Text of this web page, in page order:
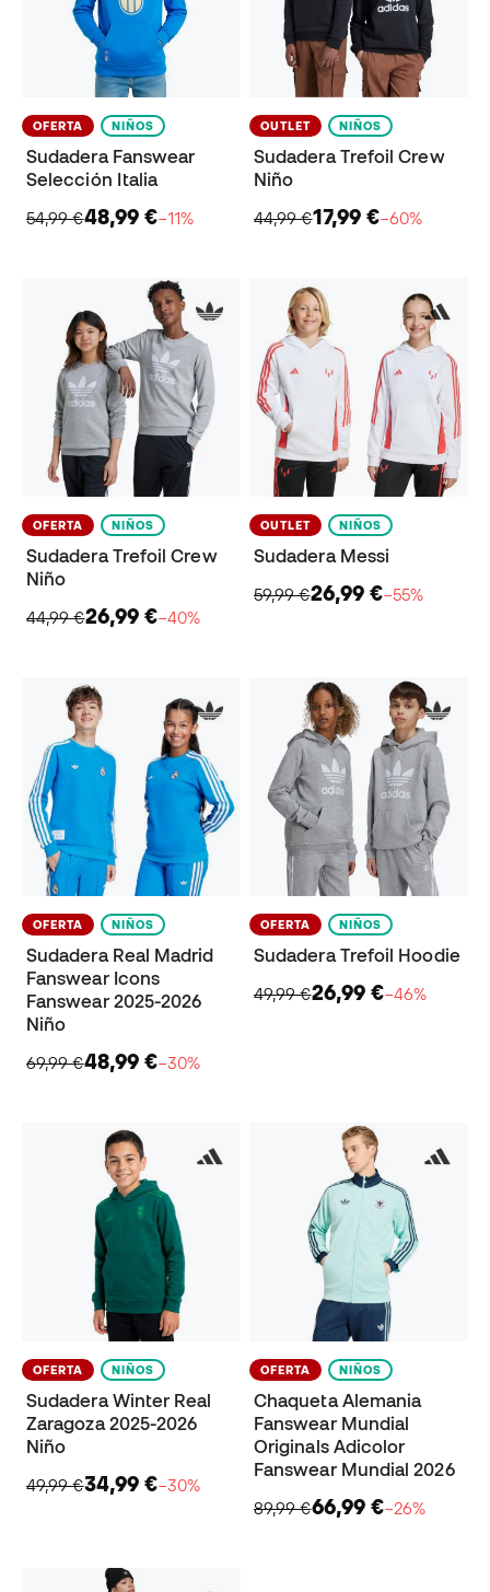
OFERTA NIÑOS
Sudadera Fanswear
Selección Italia
54,99 €48,99 €−11%
OUTLET NIÑOS
Sudadera Trefoil Crew
Niño
44,99 €17,99 €−60%
OFERTA NIÑOS
Sudadera Trefoil Crew
Niño
44,99 €26,99 €−40%
OUTLET NIÑOS
Sudadera Messi
59,99 €26,99 €−55%
OFERTA NIÑOS
Sudadera Real Madrid
Fanswear Icons
Fanswear 2025-2026
Niño
69,99 €48,99 €−30%
OFERTA NIÑOS
Sudadera Trefoil Hoodie
49,99 €26,99 €−46%
OFERTA NIÑOS
Sudadera Winter Real
Zaragoza 2025-2026
Niño
49,99 €34,99 €−30%
OFERTA NIÑOS
Chaqueta Alemania
Fanswear Mundial
Originals Adicolor
Fanswear Mundial 2026
89,99 €66,99 €−26%